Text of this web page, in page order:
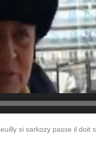
si sarkozy passe il doit